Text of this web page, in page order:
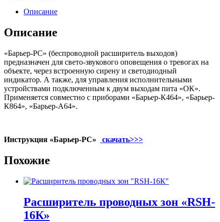
Описание
Описание
«Барьер-РС» (беспроводной расширитель выходов)
предназначен для свето-звукового оповещения о тревогах на
объекте, через встроенную сирену и светодиодный
индикатор. А также, для управления исполнительными
устройствами подключенным к двум выходам пита «ОК».
Применяется совместно с приборами «Барьер-К464», «Барьер-
К864», «Барьер-А64».
Инструкция «Барьер-РС» скачать>>>
Похожие
Расширитель проводных зон «RSH-
16К»